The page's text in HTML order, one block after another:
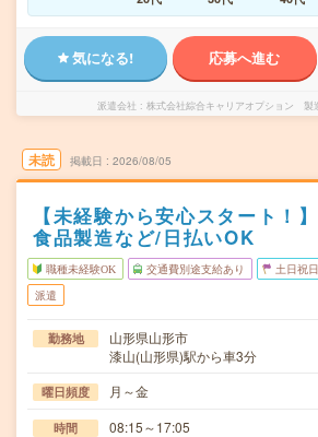
気になる! 応募へ進む
派遣会社 株式会社綜合キャリアオプション 製
未読 掲載日 2026/08/05
【未経験から安心スタート！
食品製造など/日払いOK
職種未経験OK 交通費別途支給あり 土日祝
派遣
勤務地
山形県山形市
漆山(山形県)駅から車3分
曜日頻度 月～金
時間 08:15～17:05